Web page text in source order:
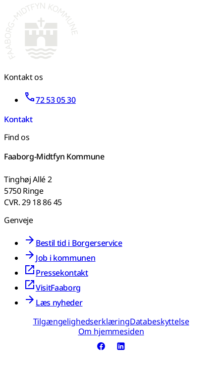
Kontakt os
72 53 05 30
Kontakt
Find os
Faaborg-Midtfyn Kommune
Tinghøj Allé 2
5750 Ringe
CVR. 29 18 86 45
Genveje
Bestil tid i Borgerservice
Job i kommunen
Pressekontakt
VisitFaaborg
Læs nyheder
TilgængelighedserklæringDatabeskyttelse
Om hjemmesiden